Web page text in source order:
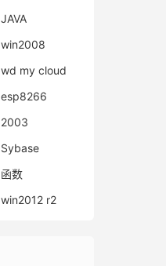
JAVA
win2008
wd my cloud
esp8266
2003
Sybase
函数
win2012 r2